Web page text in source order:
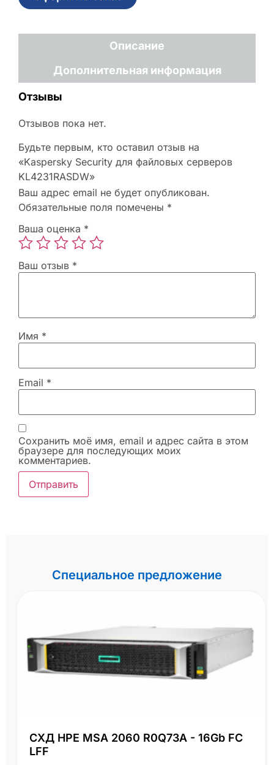
Описание
Дополнительная информация
Отзывы
Отзывов пока нет.
Будьте первым, кто оставил отзыв на
«Kaspersky Security для файловых серверов
KL4231RASDW»
Ваш адрес email не будет опубликован.
Обязательные поля помечены *
Ваша оценка *
Ваш отзыв *
Имя *
Email *
Сохранить моё имя, email и адрес сайта в этом
браузере для последующих моих
комментариев.
Специальное предложение
СХД HPE MSA 2060 R0Q73A - 16Gb FC
LFF